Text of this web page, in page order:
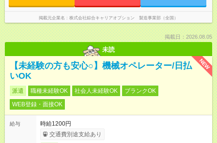
掲載元企業名 株式会社綜合キャリアオプション 製造事業部（全国）
掲載日：2026.08.05
未読
NEW
【未経験の方も安心○】機械オペレーター/日払
いOK
派遣 職種未経験OK 社会人未経験OK
ブランクOK
WEB登録・面接OK
給与
時給1200円
交通費別途支給あり